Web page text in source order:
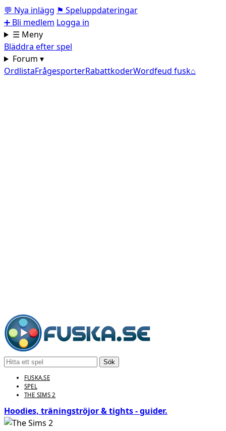
💬 Nya inlägg ⚑ Speluppdateringar
➕ Bli medlem Logga in
☰ Meny
Bläddra efter spel
Forum ▾
OrdlistaFrågesporterRabattkoderWordfeud fusk⌂
Sök
FUSKA.SE
SPEL
THE SIMS 2
Hoodies, träningströjor & tights - guider.